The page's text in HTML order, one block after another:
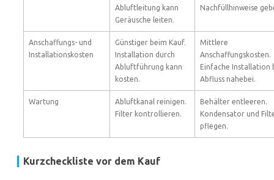
Abluftleitung kann
Geräusche leiten.
Nachfüllhinweise
Anschaffungs- und
Installationskosten
Günstiger beim Kauf.
Installation durch
Abluftführung kann
kosten.
Mittlere
Anschaffungskosten.
Einfache Installation
Abfluss nahebei.
Wartung
Abluftkanal reinigen.
Filter kontrollieren.
Behälter entleeren.
Kondensator und
pflegen.
Kurzcheckliste vor dem Kauf